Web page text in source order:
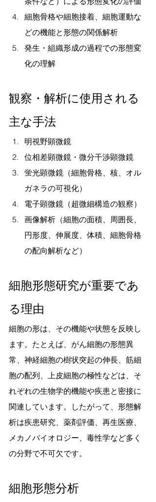
細胞骨格や細胞接着、細胞運動な
どの機能と形態の関係解析
発生・組織形成の過程での形態変
化の理解
観察・解析に使用される
主な手法
明視野顕微鏡
位相差顕微鏡・微分干渉顕微鏡
蛍光顕微鏡（細胞骨格、核、オル
ガネラの可視化）
電子顕微鏡（超微細構造の観察）
画像解析（細胞の面積、周囲長、
円形度、伸展度、体積、細胞骨格
の配向解析など）
細胞形態研究が重要であ
る理由
細胞の形は、その機能や状態を反映し
ます。たとえば、がん細胞の形態異
常、神経細胞の樹状突起の伸長、筋細
胞の配列、上皮細胞の極性などは、そ
れぞれの生物学的機能や疾患と密接に
関連しています。したがって、形態解
析は疾患研究、薬剤評価、再生医療、
メカノバイオロジー、毒性学など多く
の分野で不可欠です。
細胞形態分析